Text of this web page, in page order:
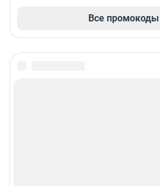
Все промокоды